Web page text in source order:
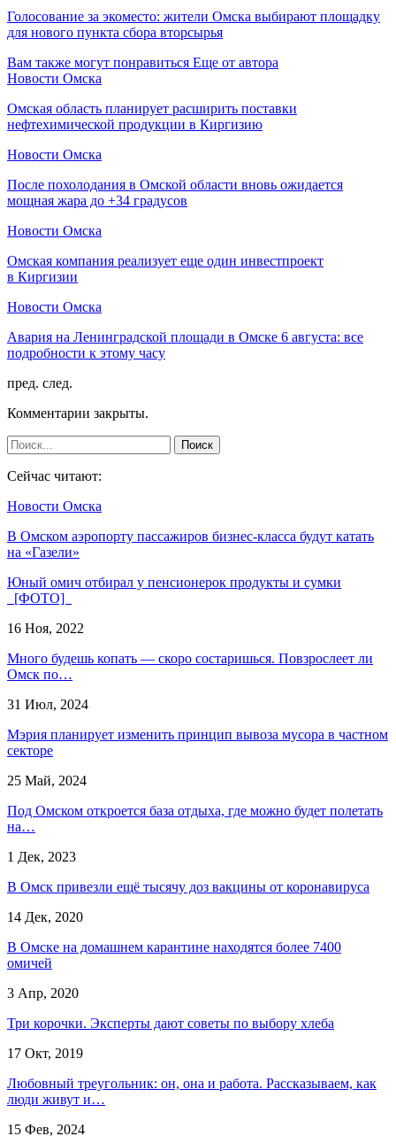
Голосование за экоместо: жители Омска выбирают площадку
для нового пункта сбора вторсырья
Вам также могут понравиться Еще от автора
Новости Омска
Омская область планирует расширить поставки
нефтехимической продукции в Киргизию
Новости Омска
После похолодания в Омской области вновь ожидается
мощная жара до +34 градусов
Новости Омска
Омская компания реализует еще один инвестпроект
в Киргизии
Новости Омска
Авария на Ленинградской площади в Омске 6 августа: все
подробности к этому часу
пред. след.
Комментарии закрыты.
Сейчас читают:
Новости Омска
В Омском аэропорту пассажиров бизнес-класса будут катать
на «Газели»
Юный омич отбирал у пенсионерок продукты и сумки
[ФОТО]
16 Ноя, 2022
Много будешь копать — скоро состаришься. Повзрослеет ли
Омск по…
31 Июл, 2024
Мэрия планирует изменить принцип вывоза мусора в частном
секторе
25 Май, 2024
Под Омском откроется база отдыха, где можно будет полетать
на…
1 Дек, 2023
В Омск привезли ещё тысячу доз вакцины от коронавируса
14 Дек, 2020
В Омске на домашнем карантине находятся более 7400
омичей
3 Апр, 2020
Три корочки. Эксперты дают советы по выбору хлеба
17 Окт, 2019
Любовный треугольник: он, она и работа. Рассказываем, как
люди живут и…
15 Фев, 2024